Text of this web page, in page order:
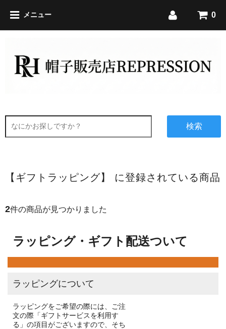
メニュー 0
検索
【ギフトラッピング】 に登録されている商品
2件の商品が見つかりました
ラッピング・ギフト配送ついて
ラッピングについて
ラッピングをご希望の際には、ご注
文の際「ギフトサービスを利用す
る」の項目がございますので、そち